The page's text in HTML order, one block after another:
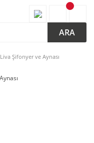
ARA
Liva Şifonyer ve Aynası